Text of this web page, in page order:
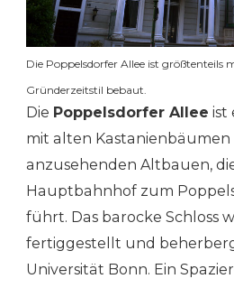
Die Poppelsdorfer Allee ist größtenteils
Gründerzeitstil bebaut.
Die Poppelsdorfer Allee ist
mit alten Kastanienbäumen
anzusehenden Altbauen,
Hauptbahnhof zum
führt. Das barocke Schloss
fertiggestellt und
Universität Bonn. Ein